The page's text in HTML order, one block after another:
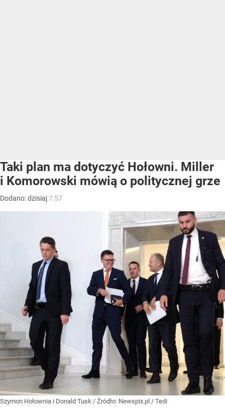
Taki plan ma dotyczyć Hołowni. Miller
i Komorowski mówią o politycznej grze
Dodano:dzisiaj7:57
Szymon Hołownia i Donald Tusk / Źródło: Newspix.pl / Tedi